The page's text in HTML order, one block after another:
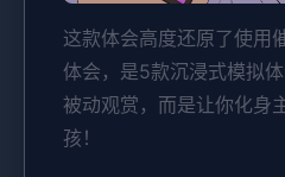
这款体会高度还原了使用
体会，是5款沉浸式模拟
被动观赏，而是让你化身
孩！